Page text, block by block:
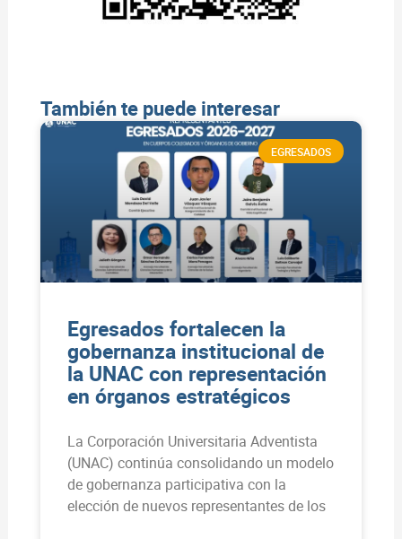
También te puede interesar
EGRESADOS
Egresados fortalecen la
gobernanza institucional de
la UNAC con representación
en órganos estratégicos
La Corporación Universitaria Adventista
(UNAC) continúa consolidando un modelo
de gobernanza participativa con la
elección de nuevos representantes de los